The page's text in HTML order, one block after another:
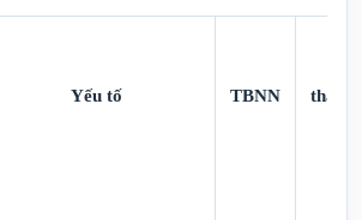
Yếu tố TBNN tháng